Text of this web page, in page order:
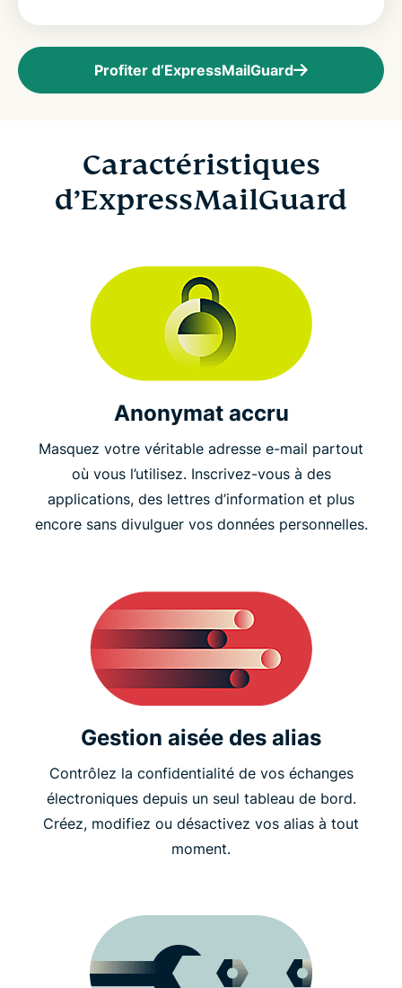
Profiter d’ExpressMailGuard
Caractéristiques
d’ExpressMailGuard
Anonymat accru
Masquez votre véritable adresse e-mail partout
où vous l’utilisez. Inscrivez-vous à des
applications, des lettres d’information et plus
encore sans divulguer vos données personnelles.
Gestion aisée des alias
Contrôlez la confidentialité de vos échanges
électroniques depuis un seul tableau de bord.
Créez, modifiez ou désactivez vos alias à tout
moment.